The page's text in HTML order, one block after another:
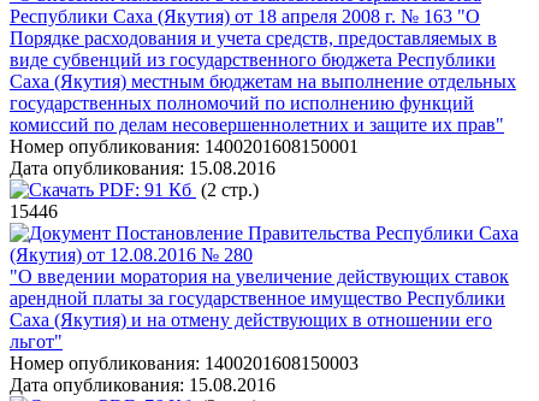
Республики Саха (Якутия) от 18 апреля 2008 г. № 163 "О
Порядке расходования и учета средств, предоставляемых в
виде субвенций из государственного бюджета Республики
Саха (Якутия) местным бюджетам на выполнение отдельных
государственных полномочий по исполнению функций
комиссий по делам несовершеннолетних и защите их прав"
Номер опубликования: 1400201608150001
Дата опубликования: 15.08.2016
PDF: 91 Кб (2 стр.)
15446
Постановление Правительства Республики Саха
(Якутия) от 12.08.2016 № 280
"О введении моратория на увеличение действующих ставок
арендной платы за государственное имущество Республики
Саха (Якутия) и на отмену действующих в отношении его
льгот"
Номер опубликования: 1400201608150003
Дата опубликования: 15.08.2016